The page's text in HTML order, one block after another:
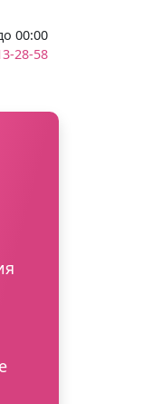
00:00
28-58